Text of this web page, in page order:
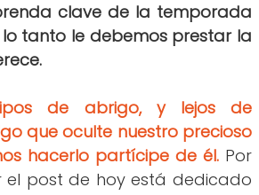
clave de la temporada
tanto le debemos prestar la
de abrigo, y lejos de
que oculte nuestro precioso
hacerlo partícipe de él. Por
el post de hoy está dedicado